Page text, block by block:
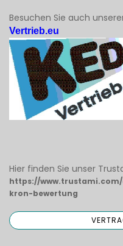
Besuchen Sie auch
Vertrieb.eu
Hier finden Sie unser
https://
kron-bewertung